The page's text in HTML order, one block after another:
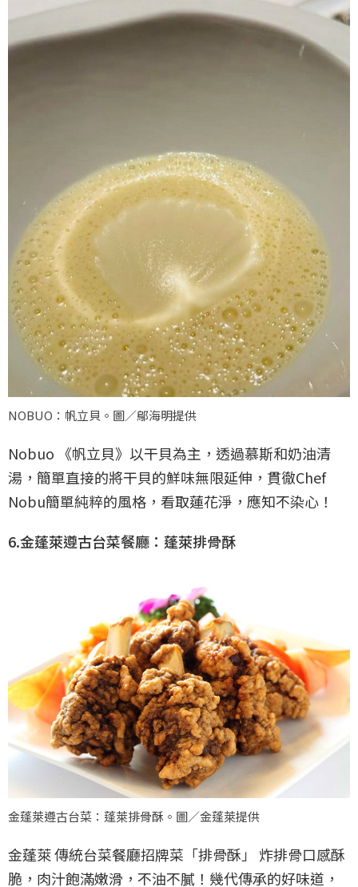
NOBUO：帆立貝。圖／鄔海明提供
Nobuo 《帆立貝》以干貝為主，透過慕斯和奶油清
湯，簡單直接的將干貝的鮮味無限延伸，貫徹Chef
Nobu簡單純粹的風格，看取蓮花淨，應知不染心！
6.金蓬萊遵古台菜餐廳：蓬萊排骨酥
金蓬萊遵古台菜：蓬萊排骨酥。圖／金蓬萊提供
金蓬萊 傳統台菜餐廳招牌菜「排骨酥」 炸排骨口感酥
脆，肉汁飽滿嫩滑，不油不膩！幾代傳承的好味道，